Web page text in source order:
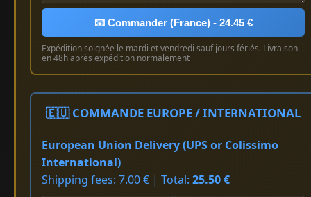
📧 Commander (France) - 24.45 €
Expédition soignée le mardi et vendredi sauf jours fériés. Livraison
en 48h après expédition normalement
🇪🇺 COMMANDE EUROPE / INTERNATIONAL
European Union Delivery (UPS or Colissimo
International)
Shipping fees: 7.00 € | Total: 25.50 €